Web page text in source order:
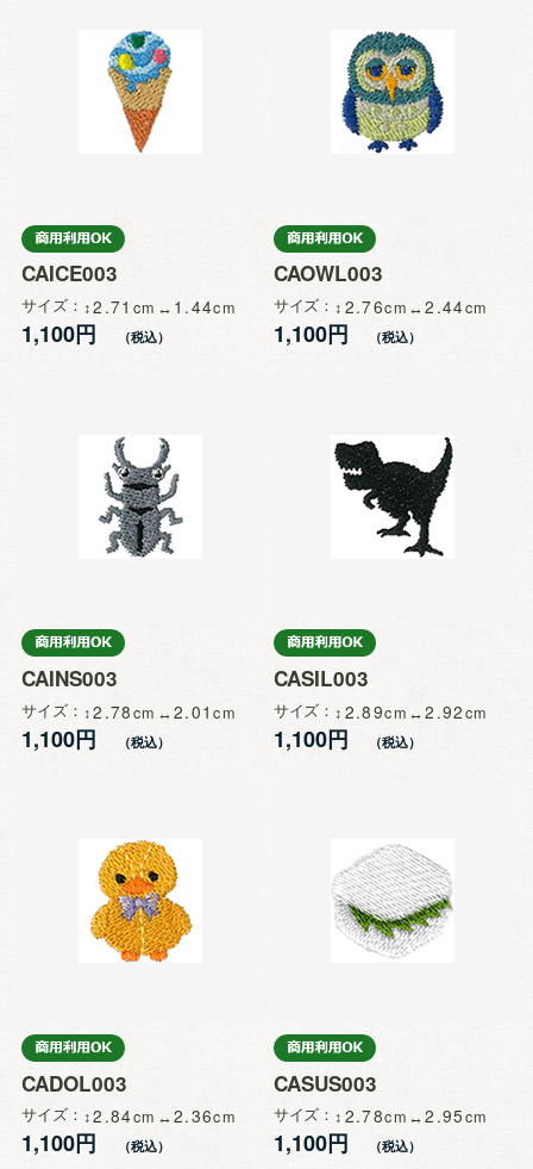
CAICE003
サイズ 2.71 1.44
1,100円
CAOWL003
サイズ 2.76 2.44
1,100円
CAINS003
サイズ 2.78 2.01
1,100円
CASIL003
サイズ 2.89 2.92
1,100円
CADOL003
サイズ 2.84 2.36
1,100円
CASUS003
サイズ 2.78 2.95
1,100円